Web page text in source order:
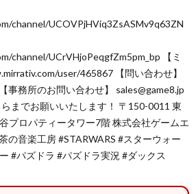
channel/UCOVPjHViq3ZsASMv9q63ZN
channel/UCrVHjoPeqgfZm5pm_bp 【ミ
user/465867 【問い合わせ】
事務所のお問い合わせ】 sales@game8.jp
までお願いいたします！ 〒150-0011 東
プロパティータワー7階 株式会社ゲームエ
の音楽工房 #STARWARS #スターウォー
#パズドラ #パズドラ実況 #ダックス